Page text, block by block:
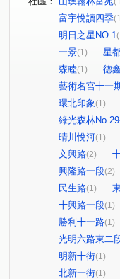
富宇悅讀四季
明日之星NO.1
一景(1) 星
森睦(1) 德
藝術名宮十一
環北印象(1)
綠光森林
晴川悅河(1)
文興路(2)
興隆路一段(2)
民生路(1)
十興路一段(1)
勝利十一路(1)
光明六路東二
明新十街(1)
北新一街(1)